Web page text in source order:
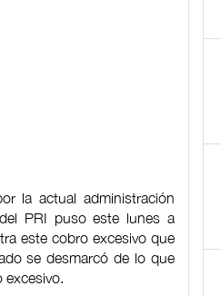
la actual administración
PRI puso este lunes a
este cobro excesivo que
se desmarcó de lo que
excesivo.